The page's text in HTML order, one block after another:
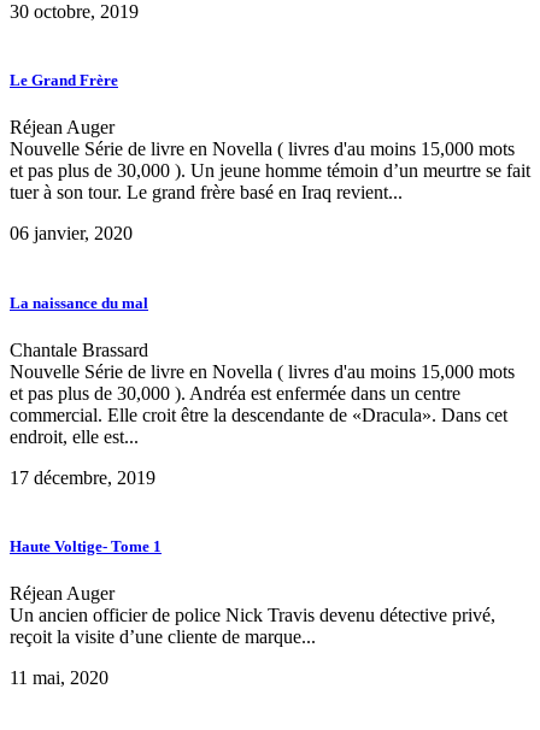
30 octobre, 2019
Le Grand Frère
Réjean Auger
Nouvelle Série de livre en Novella ( livres d'au moins 15,000 mots
et pas plus de 30,000 ). Un jeune homme témoin d’un meurtre se fait
tuer à son tour. Le grand frère basé en Iraq revient...
06 janvier, 2020
La naissance du mal
Chantale Brassard
Nouvelle Série de livre en Novella ( livres d'au moins 15,000 mots
et pas plus de 30,000 ). Andréa est enfermée dans un centre
commercial. Elle croit être la descendante de «Dracula». Dans cet
endroit, elle est...
17 décembre, 2019
Haute Voltige- Tome 1
Réjean Auger
Un ancien officier de police Nick Travis devenu détective privé,
reçoit la visite d’une cliente de marque...
11 mai, 2020